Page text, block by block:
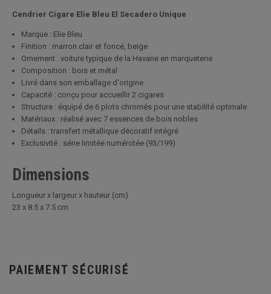
Cendrier Cigare Elie Bleu El Secadero Unique
Marque : Elie Bleu
Finition : marron clair et foncé, beige
Ornement : voiture typique de la Havane en marqueterie
Composition : bois et métal
Livré dans son emballage d'origine
Capacité : conçu pour accueillir 2 cigares
Structure : équipé de 6 plots chromés pour une stabilité optimale
Matériaux : réalisé avec 7 essences de bois nobles
Détails : transfert métallique décoratif intégré
Exclusivité : série limitée numérotée (93/199)
Dimensions
Longueur x largeur x hauteur (cm)
23 x 8.5 x 7.5 cm
PAIEMENT SÉCURISÉ